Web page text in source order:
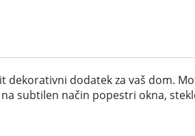
dodatek za vaš dom.
subtilen način popestri okna,